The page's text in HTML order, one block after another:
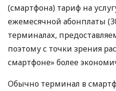
(смартфона) тариф на
ежемесячной абонплаты
терминалах,
поэтому с точки зрения
смартфоне» более
Обычно терминал в